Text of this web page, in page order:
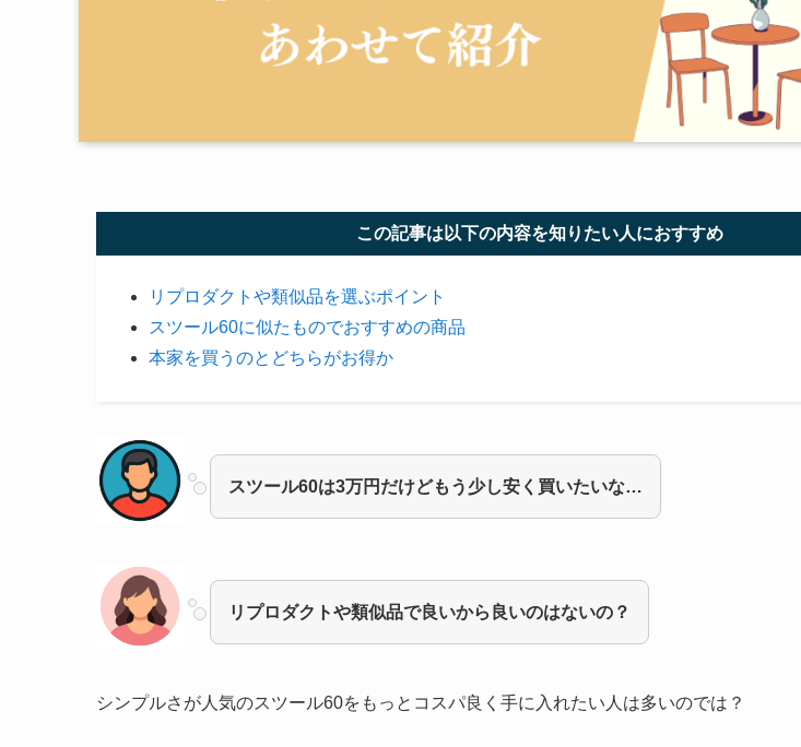
この記事は以下の内容を知りたい人におすすめ
リプロダクトや類似品を選ぶポイント
スツール60に似たものでおすすめの商品
本家を買うのとどちらがお得か
スツール60は3万円だけどもう少し安く買いたいな…
リプロダクトや類似品で良いから良いのはないの？
シンプルさが人気のスツール60をもっとコスパ良く手に入れたい人は多いのでは？